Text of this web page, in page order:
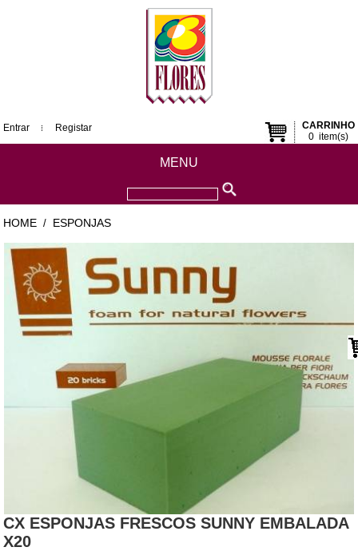
CARRINHO
0item(s)
Entrar Registar
MENU
HOME / ESPONJAS
CX ESPONJAS FRESCOS SUNNY EMBALADA
X20